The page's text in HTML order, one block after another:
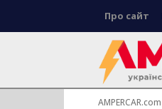
Про сайт
AMPERCAR.com